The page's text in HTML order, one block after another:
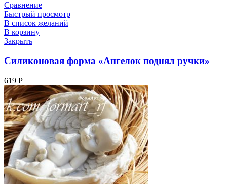
Сравнение
Быстрый просмотр
В список желаний
В корзину
Закрыть
Силиконовая форма «Ангелок поднял ручки»
619 Р